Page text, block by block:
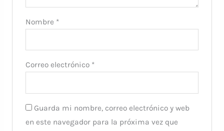
Nombre *
Correo electrónico *
Guarda mi nombre, correo electrónico y web
en este navegador para la próxima vez que